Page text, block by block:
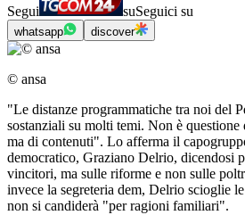
Segui suSeguici su
whatsapp discover
© ansa
"Le distanze programmatiche tra noi del
sostanziali su molti temi. Non è
ma di contenuti". Lo afferma il
democratico, Graziano Delrio, dicendosi
vincitori, ma sulle riforme e non sulle
invece la segreteria dem, Delrio scioglie
non si candiderà "per ragioni familiari".